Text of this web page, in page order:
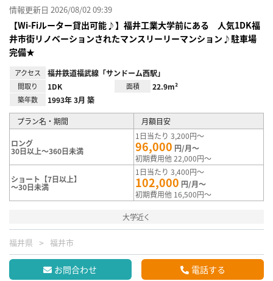
情報更新日 2026/08/02 09:39
【Wi-Fiルーター貸出可能♪】福井工業大学前にある 人気1DK福
井市街リノベーションされたマンスリーリーマンション♪駐車場
完備★
アクセス 福井鉄道福武線「サンドーム西駅」
間取り 1DK 面積 22.9m²
築年数 1993年 3月 築
プラン名・期間 月額目安
ロング
30日以上～360日未満
1日当たり 3,200円～
96,000 円/月～
初期費用他 22,000円～
ショート【7日以上】
～30日未満
1日当たり 3,400円～
102,000 円/月～
初期費用他 16,500円～
大学近く
福井県 福井市
お問合わせ 電話する